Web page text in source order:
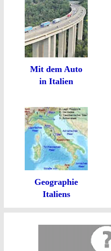
Mit dem Auto
in Italien
Geographie
Italiens